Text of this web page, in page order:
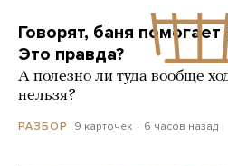
Говорят, баня
Это правда?
А полезно ли туда вообще
нельзя?
РАЗБОР 9 карточек 6 часов назад